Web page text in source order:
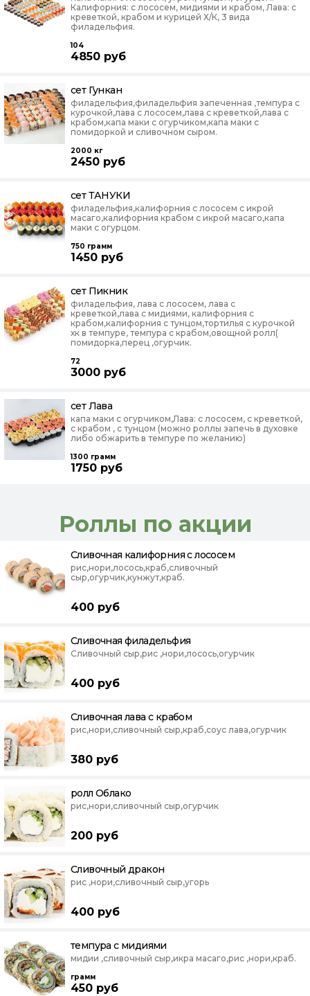
Калифорния: с лососем, мидиями и крабом, Лава: с
креветкой, крабом и курицей Х/К, 3 вида
филадельфия.
104
4850 руб
сет Гункан
филадельфия,филадельфия запеченная ,темпура с
курочкой,лава с лососем,лава с креветкой,лава с
крабом,капа маки с огурчиком,капа маки с
помидоркой и сливочном сыром.
2000 кг
2450 руб
сет ТАНУКИ
филадельфия,калифорния с лососем с икрой
масаго,калифорния крабом с икрой масаго,капа
маки с огурцом.
750 грамм
1450 руб
сет Пикник
филадельфия, лава с лососем, лава с
креветкой,лава с мидиями, калифорния с
крабом,калифорния с тунцом,тортилья с курочкой
хк в темпуре, темпура с крабом,овощной ролл(
помидорка,перец ,огурчик.
72
3000 руб
сет Лава
капа маки с огурчиком,Лава: с лососем, с креветкой,
с крабом , с тунцом (можно роллы запечь в духовке
либо обжарить в темпуре по желанию)
1300 грамм
1750 руб
Роллы по акции
Сливочная калифорния с лососем
рис,нори,лосось,краб,сливочный
сыр,огурчик,кунжут,краб.
400 руб
Сливочная филадельфия
Сливочный сыр,рис ,нори,лосось,огурчик
400 руб
Сливочная лава с крабом
рис,нори,сливочный сыр,краб,соус лава,огурчик
380 руб
ролл Облако
рис,нори,сливочный сыр,огурчик
200 руб
Сливочный дракон
рис ,нори,сливочный сыр,угорь
400 руб
темпура с мидиями
мидии ,сливочный сыр,икра масаго,рис ,нори,краб.
грамм
450 руб